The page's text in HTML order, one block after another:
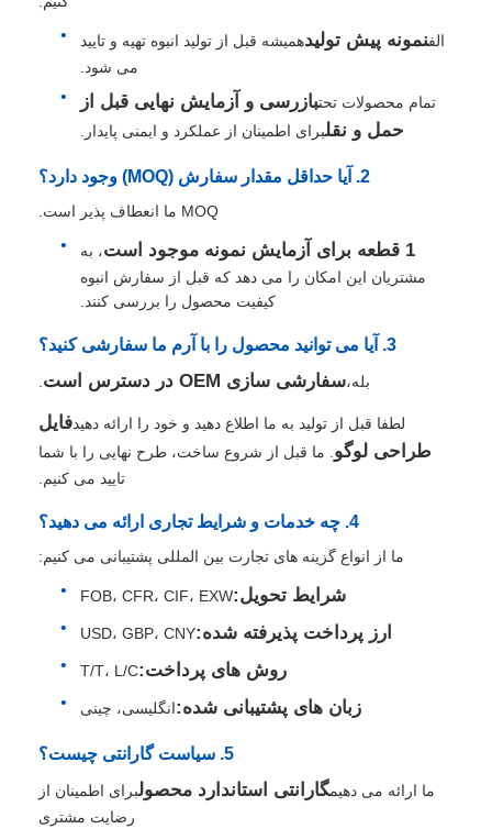
الفنمونه پیش تولیدهمیشه قبل از تولید انبوه تهیه و تایید
می شود.
تمام محصولات تحتبازرسی و آزمایش نهایی قبل از
حمل و نقلبرای اطمینان از عملکرد و ایمنی پایدار.
2. آیا حداقل مقدار سفارش (MOQ) وجود دارد؟
MOQ ما انعطاف پذیر است.
1 قطعه برای آزمایش نمونه موجود است
، به
مشتریان این امکان را می دهد که قبل از سفارش انبوه
کیفیت محصول را بررسی کنند.
3. آیا می توانید محصول را با آرم ما سفارشی کنید؟
بله،سفارشی سازی OEM در دسترس است
لطفا قبل از تولید به ما اطلاع دهید و خود را ارائه دهیدفایل
طراحی لوگو . ما قبل از شروع ساخت، طرح نهایی را با شما
تایید می کنیم.
4. چه خدمات و شرایط تجاری ارائه می دهید؟
ما از انواع گزینه های تجارت بین المللی پشتیبانی می کنیم:
شرایط تحویل:FOB، CFR، CIF، EXW
ارز پرداخت پذیرفته شده:USD، GBP، CNY
روش های پرداخت:T/T، L/C
زبان های پشتیبانی شده:انگلیسی، چینی
5. سیاست گارانتی چیست؟
ما ارائه می دهیمگارانتی استاندارد محصولبرای اطمینان از
رضایت مشتری